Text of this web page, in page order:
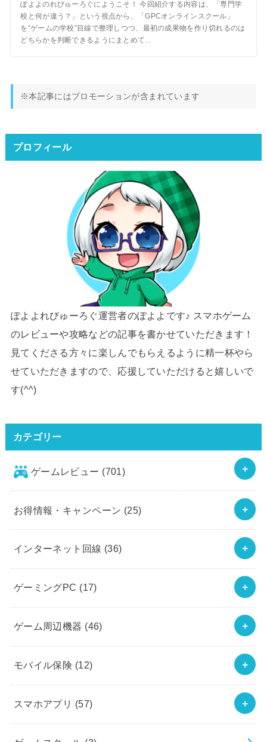
ぽよよのれびゅーろぐにようこそ！ 今回紹介する内容は、「専門学
校と何が違う？」という視点から、「GPCオンラインスクール」
を“ゲームの学校”目線で整理しつつ、最初の成果物を作り切れるのは
どちらかを判断できるようにまとめて...
※本記事にはプロモーションが含まれています
プロフィール
ぽよよれびゅーろぐ運営者のぽよよです♪ スマホゲーム
のレビューや攻略などの記事を書かせていただきます！
見てくださる方々に楽しんでもらえるように精一杯やら
せていただきますので、応援していただけると嬉しいで
す(^^)
カテゴリー
ゲームレビュー (701)
お得情報・キャンペーン (25)
インターネット回線 (36)
ゲーミングPC (17)
ゲーム周辺機器 (46)
モバイル保険 (12)
スマホアプリ (57)